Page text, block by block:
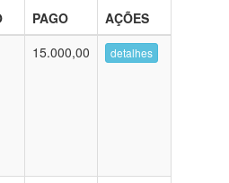
PAGO
AÇÕES
15.000,00 detalhes